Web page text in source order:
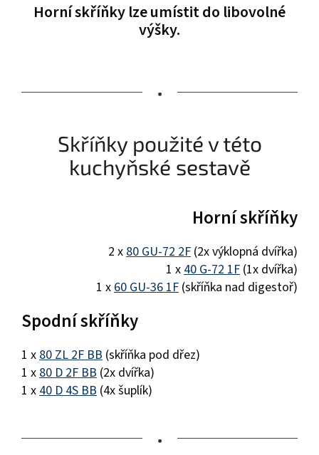
Horní skříňky lze umístit do libovolné
výšky.
•
Skříňky použité v této
kuchyňské sestavě
Horní skříňky
2 x 80 GU-72 2F (2x výklopná dvířka)
1 x 40 G-72 1F (1x dvířka)
1 x 60 GU-36 1F (skříňka nad digestoř)
Spodní skříňky
1 x 80 ZL 2F BB (skříňka pod dřez)
1 x 80 D 2F BB (2x dvířka)
1 x 40 D 4S BB (4x šuplík)
•